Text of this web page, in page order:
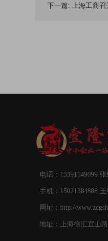
下一篇: 上海工商召
电话：13391149099
手机：15021384888
网址：http://
地址：上海徐汇宜山